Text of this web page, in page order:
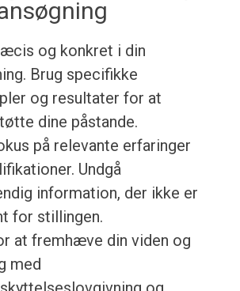
og konkret i din
Brug specifikke
og resultater for at
dine påstande.
på relevante erfaringer
Undgå
information, der ikke er
for stillingen.
at fremhæve din viden og
med